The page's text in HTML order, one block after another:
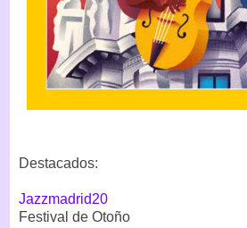
Destacados:
Jazzmadrid20
Festival de Otoño